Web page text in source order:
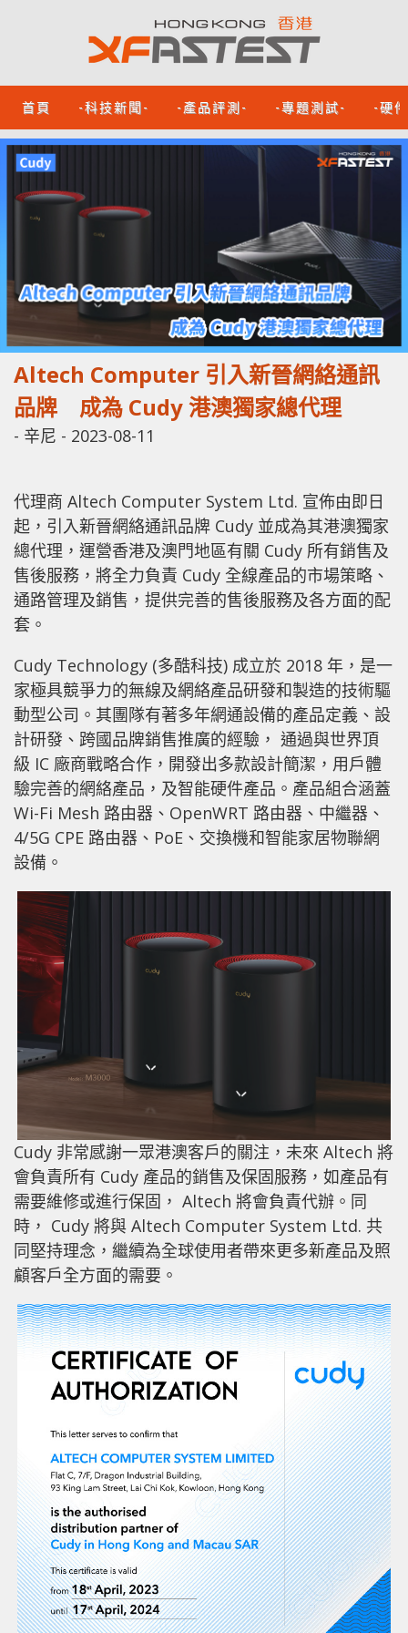
首頁 -科技新聞- -產品評測- -專題測試- -硬
Altech Computer 引入新晉網絡通訊
品牌 成為 Cudy 港澳獨家總代理
- 辛尼 - 2023-08-11
代理商 Altech Computer System Ltd. 宣佈由即日
起，引入新晉網絡通訊品牌 Cudy 並成為其港澳獨家
總代理，運營香港及澳門地區有關 Cudy 所有銷售及
售後服務，將全力負責 Cudy 全線產品的市場策略、
通路管理及銷售，提供完善的售後服務及各方面的配
套。
Cudy Technology (多酷科技) 成立於 2018 年，是一
家極具競爭力的無線及網絡產品研發和製造的技術驅
動型公司。其團隊有著多年網通設備的產品定義、設
計研發、跨國品牌銷售推廣的經驗， 通過與世界頂
級 IC 廠商戰略合作，開發出多款設計簡潔，用戶體
驗完善的網絡產品，及智能硬件產品。產品組合涵蓋
Wi-Fi Mesh 路由器、OpenWRT 路由器、中繼器、
4/5G CPE 路由器、PoE、交換機和智能家居物聯網
設備。
Cudy 非常感謝一眾港澳客戶的關注，未來 Altech 將
會負責所有 Cudy 產品的銷售及保固服務，如產品有
需要維修或進行保固， Altech 將會負責代辦。同
時， Cudy 將與 Altech Computer System Ltd. 共
同堅持理念，繼續為全球使用者帶來更多新產品及照
顧客戶全方面的需要。